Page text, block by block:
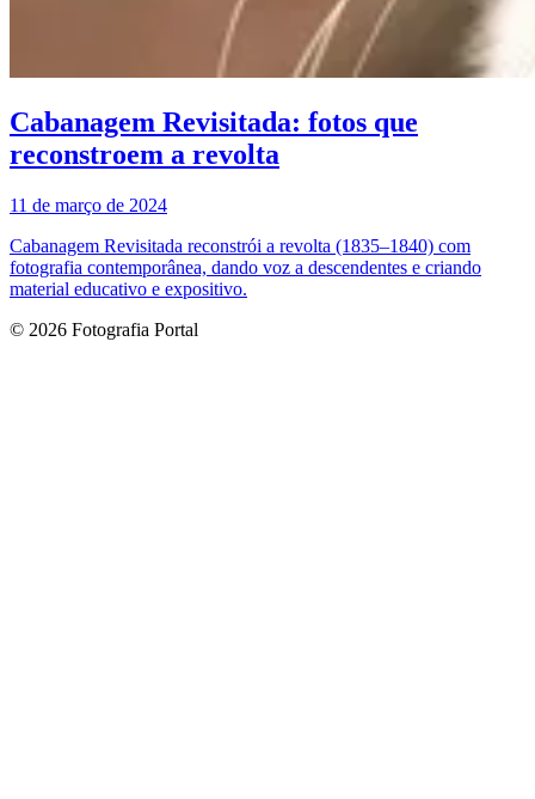
Cabanagem Revisitada: fotos que
reconstroem a revolta
11 de março de 2024
Cabanagem Revisitada reconstrói a revolta (1835–1840) com
fotografia contemporânea, dando voz a descendentes e criando
material educativo e expositivo.
© 2026 Fotografia Portal